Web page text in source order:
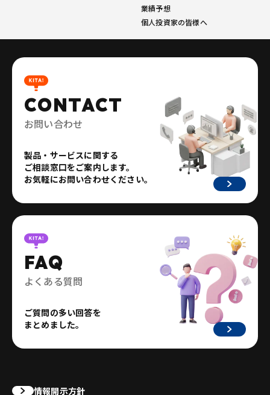
業績予想
個人投資家の皆様へ
CONTACT
お問い合わせ
製品・サービスに関する
ご相談窓口をご案内します。
お気軽にお問い合わせください。
FAQ
よくある質問
ご質問の多い回答を
まとめました。
情報開示方針